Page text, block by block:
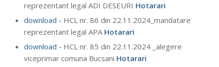
reprezentant legal ADI DESEURI Hotarari
download - HCL nr. 86 din 22.11.2024_mandatare
reprezentant legal APA Hotarari
download - HCL nr. 85 din 22.11.2024 _alegere
viceprimar comuna Bucsani Hotarari